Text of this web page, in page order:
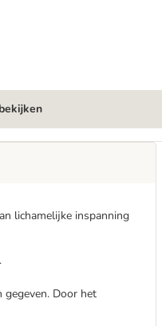
lichamelijke inspanning
Door het